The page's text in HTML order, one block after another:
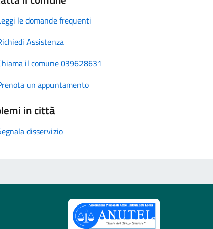
le domande frequenti
Assistenza
il comune 039628631
un appuntamento
in città
disservizio